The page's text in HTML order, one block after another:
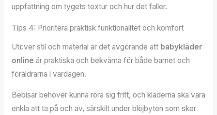
uppfattning om tygets textur och hur det faller.
Tips 4: Prioritera praktisk funktionalitet och komfort
Utöver stil och material är det avgörande att babykläder
online är praktiska och bekväma för både barnet och
föräldrarna i vardagen.
Bebisar behöver kunna röra sig fritt, och kläderna ska vara
enkla att ta på och av, särskilt under blöjbyten som sker